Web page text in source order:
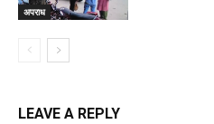
अपराध
LEAVE A REPLY